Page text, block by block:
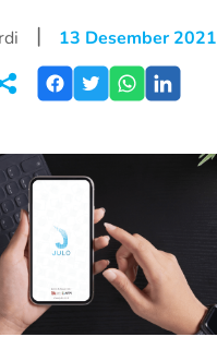
|
13 Desember 2021